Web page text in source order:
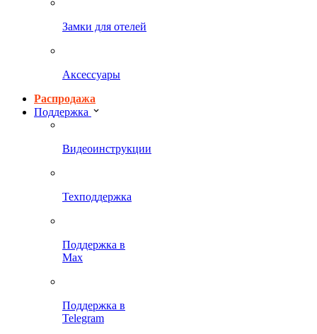
Замки для отелей
Аксессуары
Распродажа
Поддержка
Видеоинструкции
Техподдержка
Поддержка в
Max
Поддержка в
Telegram